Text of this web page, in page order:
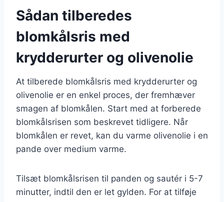
Sådan tilberedes
blomkålsris med
krydderurter og olivenolie
At tilberede blomkålsris med krydderurter og
olivenolie er en enkel proces, der fremhæver
smagen af blomkålen. Start med at forberede
blomkålsrisen som beskrevet tidligere. Når
blomkålen er revet, kan du varme olivenolie i en
pande over medium varme.
Tilsæt blomkålsrisen til panden og sautér i 5-7
minutter, indtil den er let gylden. For at tilføje